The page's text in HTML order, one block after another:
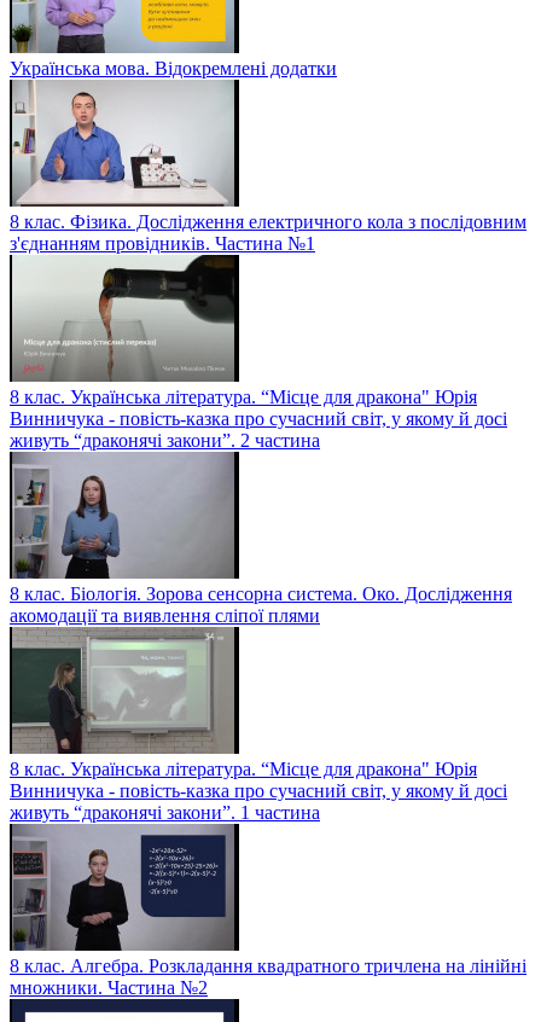
Українська мова. Відокремлені додатки
8 клас. Фізика. Дослідження електричного кола з послідовним
з'єднанням провідників. Частина №1
8 клас. Українська література. “Місце для дракона" Юрія
Винничука - повість-казка про сучасний світ, у якому й досі
живуть “драконячі закони”. 2 частина
8 клас. Біологія. Зорова сенсорна система. Око. Дослідження
акомодації та виявлення сліпої плями
8 клас. Українська література. “Місце для дракона" Юрія
Винничука - повість-казка про сучасний світ, у якому й досі
живуть “драконячі закони”. 1 частина
8 клас. Алгебра. Розкладання квадратного тричлена на лінійні
множники. Частина №2